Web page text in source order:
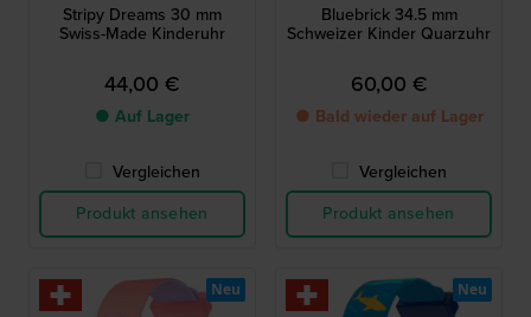
Stripy Dreams 30 mm
Swiss-Made Kinderuhr
44,00 €
● Auf Lager
Vergleichen
Produkt ansehen
Bluebrick 34.5 mm
Schweizer Kinder Quarzuhr
60,00 €
● Bald wieder auf Lager
Vergleichen
Produkt ansehen
Neu Neu